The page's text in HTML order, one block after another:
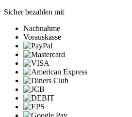
Sicher bezahlen mit
Nachnahme
Vorauskasse